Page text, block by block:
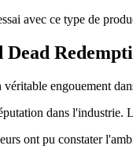
avec ce type de
véritable engouement
dans l'industrie.
ont pu constater